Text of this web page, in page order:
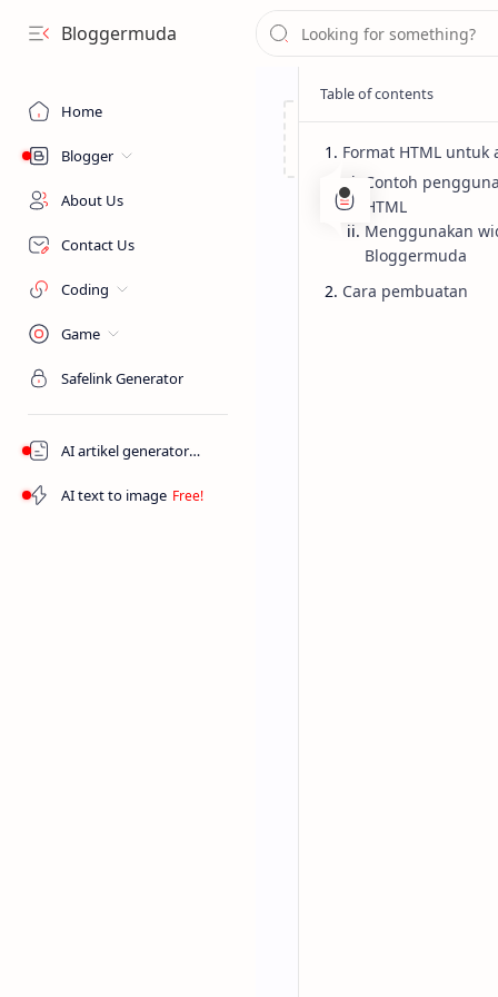
Bloggermuda
Home
Blogger
About Us
Contact Us
Coding
Game
Safelink Generator
AI artikel generator
AI text to image
Cara
Format HTML untuk
Contoh
HTML
Menggunakan
Bloggermuda
Cara pembuatan